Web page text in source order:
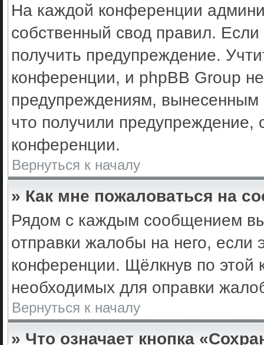
На каждой конференции
собственный свод правил.
получить предупреждение.
конференции, и phpBB Group
предупреждениям, вынесенным
что получили предупреждение,
конференции.
Вернуться к началу
» Как мне пожаловаться на
Рядом с каждым сообщением вы
отправки жалобы на него,
конференции. Щёлкнув по этой
необходимых для оправки
Вернуться к началу
» Что означает кнопка